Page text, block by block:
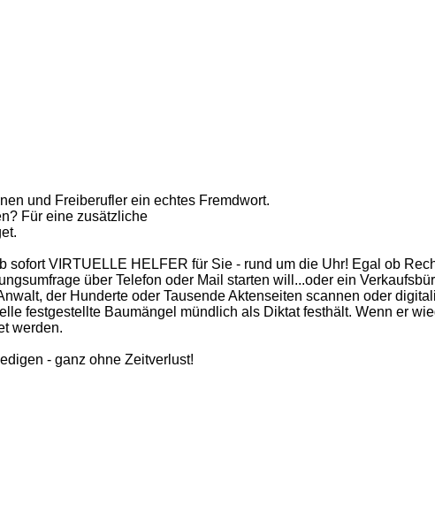
und Freiberufler ein echtes Fremdwort.
Für eine zusätzliche
VIRTUELLE HELFER für Sie - rund um die Uhr! Egal ob
über Telefon oder Mail starten will...oder ein
der Hunderte oder Tausende Aktenseiten scannen oder
festgestellte Baumängel mündlich als Diktat festhält. Wenn er
werden.
- ganz ohne Zeitverlust!